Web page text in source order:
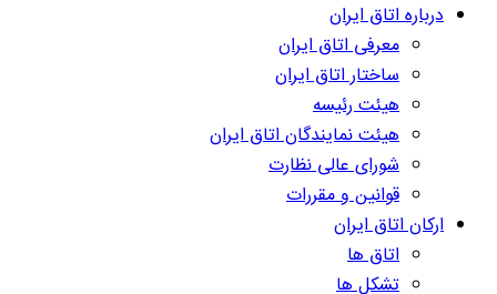
درباره اتاق ایران
معرفی اتاق ایران
ساختار اتاق ایران
هیئت رئیسه
هیئت نمایندگان اتاق ایران
شورای عالی نظارت
قوانین و مقررات
ارکان اتاق ایران
اتاق ها
تشکل ها